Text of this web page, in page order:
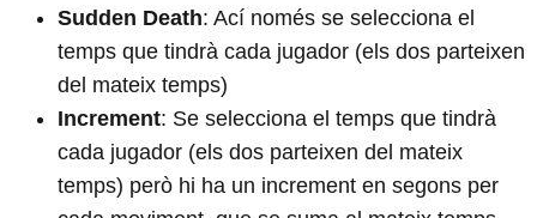
Sudden Death: Ací només se selecciona el
temps que tindrà cada jugador (els dos parteixen
del mateix temps)
Increment: Se selecciona el temps que tindrà
cada jugador (els dos parteixen del mateix
temps) però hi ha un increment en segons per